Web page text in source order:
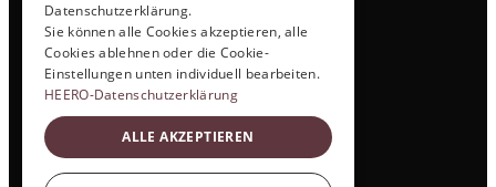
Kontakt
Probefahrt
Karriere
Investor Relations
Legal & Policies
Impressum
Datenschutzerklärung.
Sie können alle Cookies akzeptieren, alle
Cookies ablehnen oder die Cookie-
Einstellungen unten individuell bearbeiten.
HEERO-Datenschutzerklärung
ALLE AKZEPTIEREN